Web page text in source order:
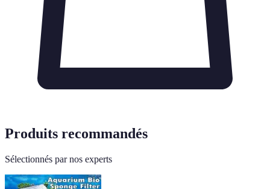
Produits recommandés
Sélectionnés par nos experts